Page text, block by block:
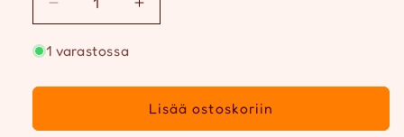
Vähennä
tuotteen
Catit
juoma-
2,5L
Lisää
tuotteen
juoma-
automaatti
2,5L
1 varastossa
Lisää ostoskoriin